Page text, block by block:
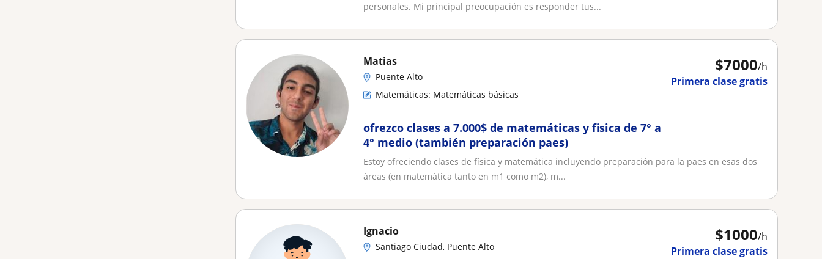
personales. Mi principal preocupación es responder tus...
$7000/h
Primera clase gratis
Matias
Puente Alto
Matemáticas: Matemáticas básicas
ofrezco clases a 7.000$ de matemáticas y fisica de 7° a
4° medio (también preparación paes)
Estoy ofreciendo clases de física y matemática incluyendo preparación para la paes en esas dos
áreas (en matemática tanto en m1 como m2), m...
$1000/h
Primera clase gratis
Ignacio
Santiago Ciudad, Puente Alto